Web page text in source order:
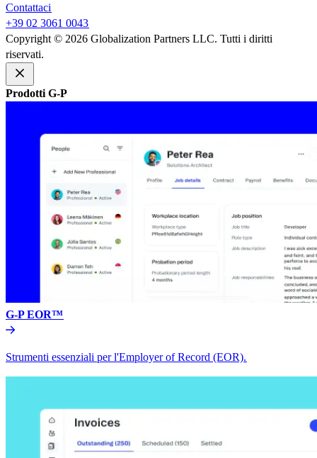
Contattaci​​
+39 02 3061 0043​​
Copyright © 2026 Globalization Partners LLC. Tutti i diritti
riservati.​​
Prodotti G-P​​
G-P EOR™​​
Strumenti essenziali per l'Employer of Record (EOR).​​